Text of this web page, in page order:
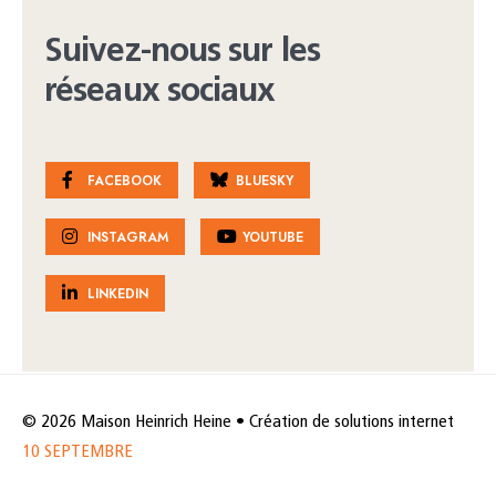
Suivez-nous sur les
réseaux sociaux
FACEBOOK BLUESKY
INSTAGRAM YOUTUBE
LINKEDIN
© 2026 Maison Heinrich Heine • Création de solutions internet
10 SEPTEMBRE